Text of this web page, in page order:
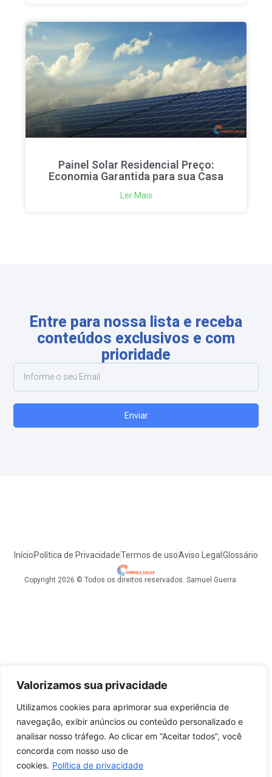
Valorizamos sua privacidade
Utilizamos cookies para aprimorar sua experiência de
navegação, exibir anúncios ou conteúdo personalizado e
analisar nosso tráfego. Ao clicar em “Aceitar todos”, você
concorda com nosso uso de
cookies. Política de privacidade
Painel Solar Residencial Preço:
Economia Garantida para sua Casa
Ler Mais
Entre para nossa lista e receba
conteúdos exclusivos e com
prioridade
Enviar
Início Política de PrivacidadeTermos de usoAviso Legal Glossário
Copyright 2026 © Todos os direitos reservados. Samuel Guerra